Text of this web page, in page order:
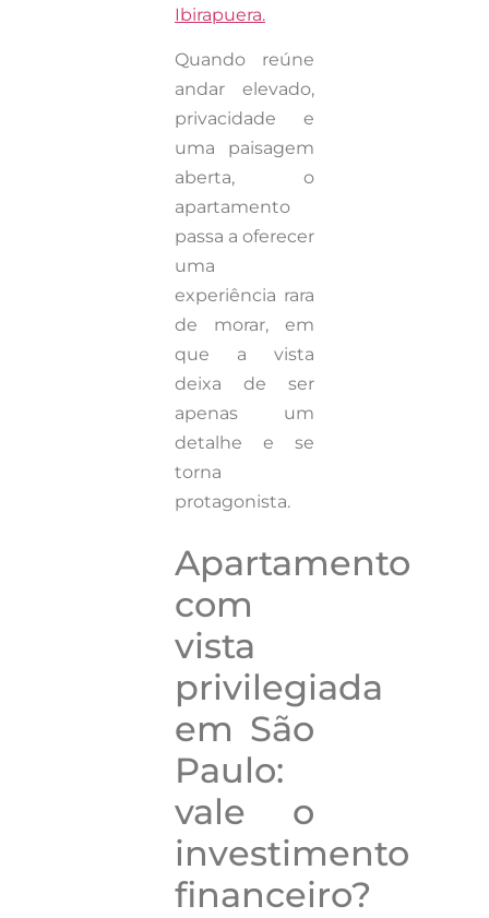
Ibirapuera.
Quando reúne
andar elevado,
privacidade e
uma paisagem
aberta, o
apartamento
passa a oferecer
uma
experiência rara
de morar, em
que a vista
deixa de ser
apenas um
detalhe e se
torna
protagonista.
Apartamento
com
vista
privilegiada
em São
Paulo:
vale o
investimento
financeiro?